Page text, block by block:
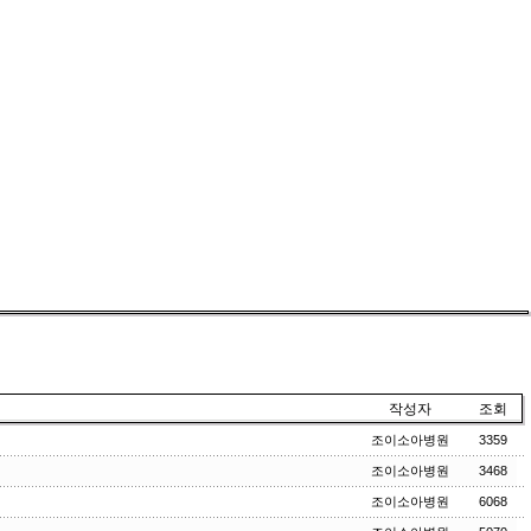
작성자 조회
조이소아병원 3359
조이소아병원 3468
조이소아병원 6068